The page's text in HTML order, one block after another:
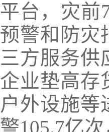
平台，灾前
预警和防灾
三方服务供
企业垫高存
户外设施等
警105.7亿